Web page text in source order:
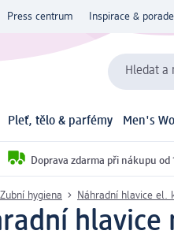
Press centrum Inspirace &
Hledat a
Pleť, tělo & parfémy Men's
Doprava zdarma při nákupu od
Zubní hygiena Náhradní hlavice el.
hlavice